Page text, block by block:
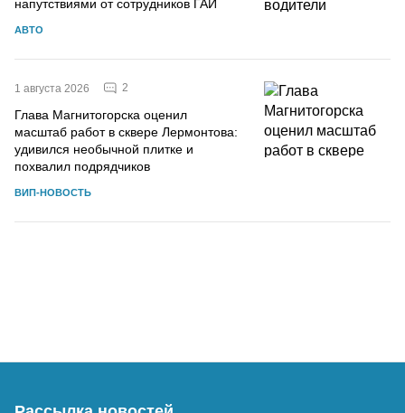
напутствиями от сотрудников ГАИ
АВТО
1 августа 2026 2
Глава Магнитогорска оценил
масштаб работ в сквере Лермонтова:
удивился необычной плитке и
похвалил подрядчиков
ВИП-НОВОСТЬ